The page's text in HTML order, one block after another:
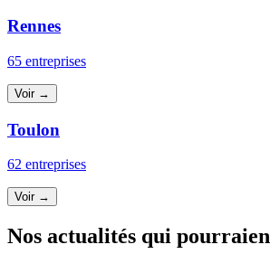
Rennes
65 entreprises
Voir →
Toulon
62 entreprises
Voir →
Nos actualités qui